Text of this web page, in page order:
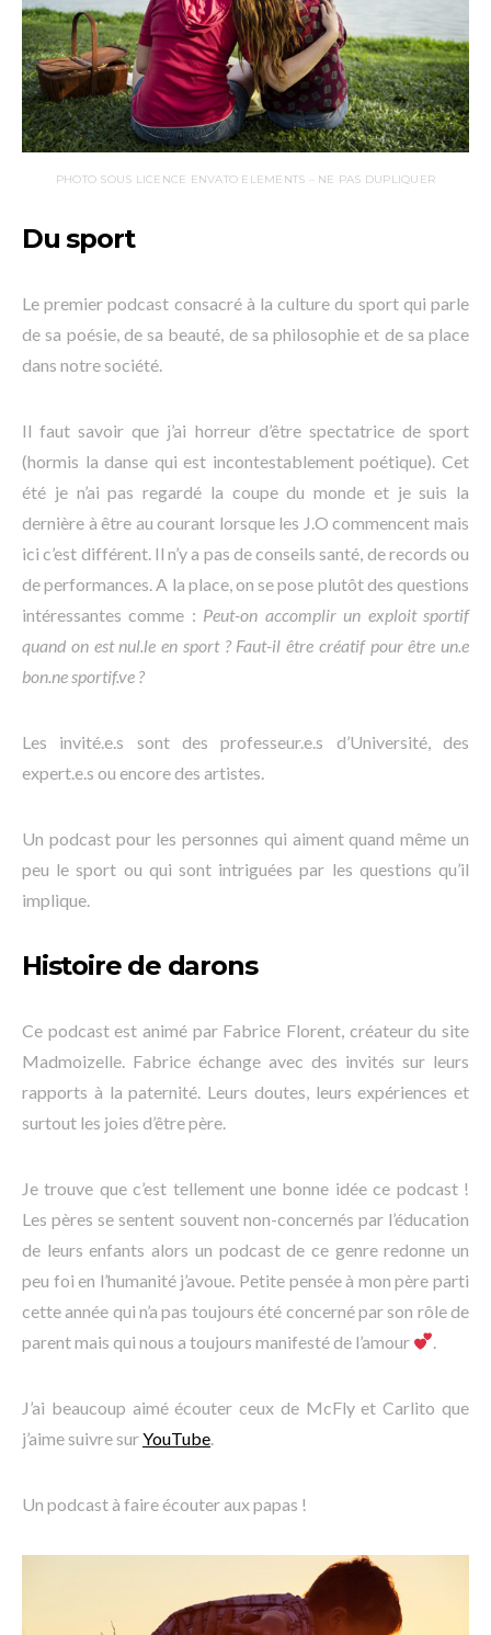
PHOTO SOUS LICENCE ENVATO ELEMENTS – NE PAS DUPLIQUER
Du sport
Le premier podcast consacré à la culture du sport qui parle
de sa poésie, de sa beauté, de sa philosophie et de sa place
dans notre société.
Il faut savoir que j’ai horreur d’être spectatrice de sport
(hormis la danse qui est incontestablement poétique). Cet
été je n’ai pas regardé la coupe du monde et je suis la
dernière à être au courant lorsque les J.O commencent mais
ici c’est différent. Il n’y a pas de conseils santé, de records ou
de performances. A la place, on se pose plutôt des questions
intéressantes comme : Peut-on accomplir un exploit sportif
quand on est nul.le en sport ? Faut-il être créatif pour être un.e
bon.ne sportif.ve ?
Les invité.e.s sont des professeur.e.s d’Université, des
expert.e.s ou encore des artistes.
Un podcast pour les personnes qui aiment quand même un
peu le sport ou qui sont intriguées par les questions qu’il
implique.
Histoire de darons
Ce podcast est animé par Fabrice Florent, créateur du site
Madmoizelle. Fabrice échange avec des invités sur leurs
rapports à la paternité. Leurs doutes, leurs expériences et
surtout les joies d’être père.
Je trouve que c’est tellement une bonne idée ce podcast !
Les pères se sentent souvent non-concernés par l’éducation
de leurs enfants alors un podcast de ce genre redonne un
peu foi en l’humanité j’avoue. Petite pensée à mon père parti
cette année qui n’a pas toujours été concerné par son rôle de
parent mais qui nous a toujours manifesté de l’amour
J’ai beaucoup aimé écouter ceux de McFly et Carlito que
j’aime suivre surYouTube
Un podcast à faire écouter aux papas !